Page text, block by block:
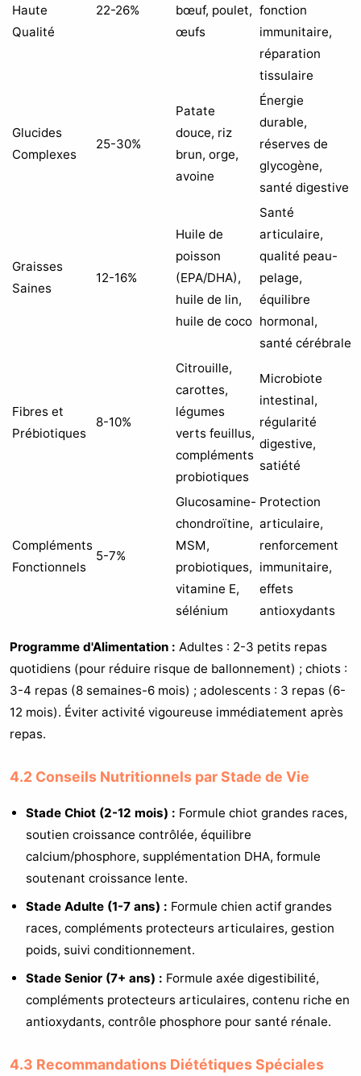
Haute
Qualité
22-26%
bœuf, poulet,
œufs
fonction
immunitaire,
réparation
tissulaire
Glucides
Complexes
25-30%
Patate
douce, riz
brun, orge,
avoine
Énergie
durable,
réserves de
glycogène,
santé digestive
Graisses
Saines
12-16%
Huile de
poisson
(EPA/DHA),
huile de lin,
huile de coco
Santé
articulaire,
qualité peau-
pelage,
équilibre
hormonal,
santé cérébrale
Fibres et
Prébiotiques
8-10%
Citrouille,
carottes,
légumes
verts feuillus,
compléments
probiotiques
Microbiote
intestinal,
régularité
digestive,
satiété
Compléments
Fonctionnels
5-7%
Glucosamine-
chondroïtine,
MSM,
probiotiques,
vitamine E,
sélénium
Protection
articulaire,
renforcement
immunitaire,
effets
antioxydants
Programme d'Alimentation : Adultes : 2-3 petits repas
quotidiens (pour réduire risque de ballonnement) ; chiots :
3-4 repas (8 semaines-6 mois) ; adolescents : 3 repas (6-
12 mois). Éviter activité vigoureuse immédiatement après
repas.
4.2 Conseils Nutritionnels par Stade de Vie
Stade Chiot (2-12 mois) : Formule chiot grandes races,
soutien croissance contrôlée, équilibre
calcium/phosphore, supplémentation DHA, formule
soutenant croissance lente.
Stade Adulte (1-7 ans) : Formule chien actif grandes
races, compléments protecteurs articulaires, gestion
poids, suivi conditionnement.
Stade Senior (7+ ans) : Formule axée digestibilité,
compléments protecteurs articulaires, contenu riche en
antioxydants, contrôle phosphore pour santé rénale.
4.3 Recommandations Diététiques Spéciales